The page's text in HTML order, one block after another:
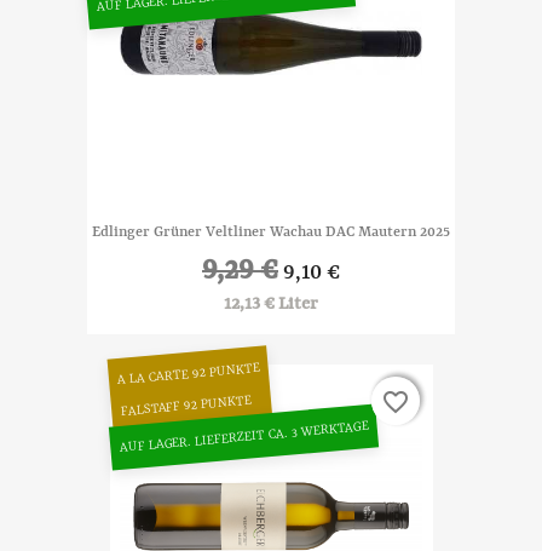
Edlinger Grüner Veltliner Wachau DAC Mautern 2025
9,29 €9,10 €
12,13 € Liter
A LA CARTE 92 PUNKTE
FALSTAFF 92 PUNKTE
AUF LAGER. LIEFERZEIT CA. 3 WERKTAGE
favorite_border
favorite_border